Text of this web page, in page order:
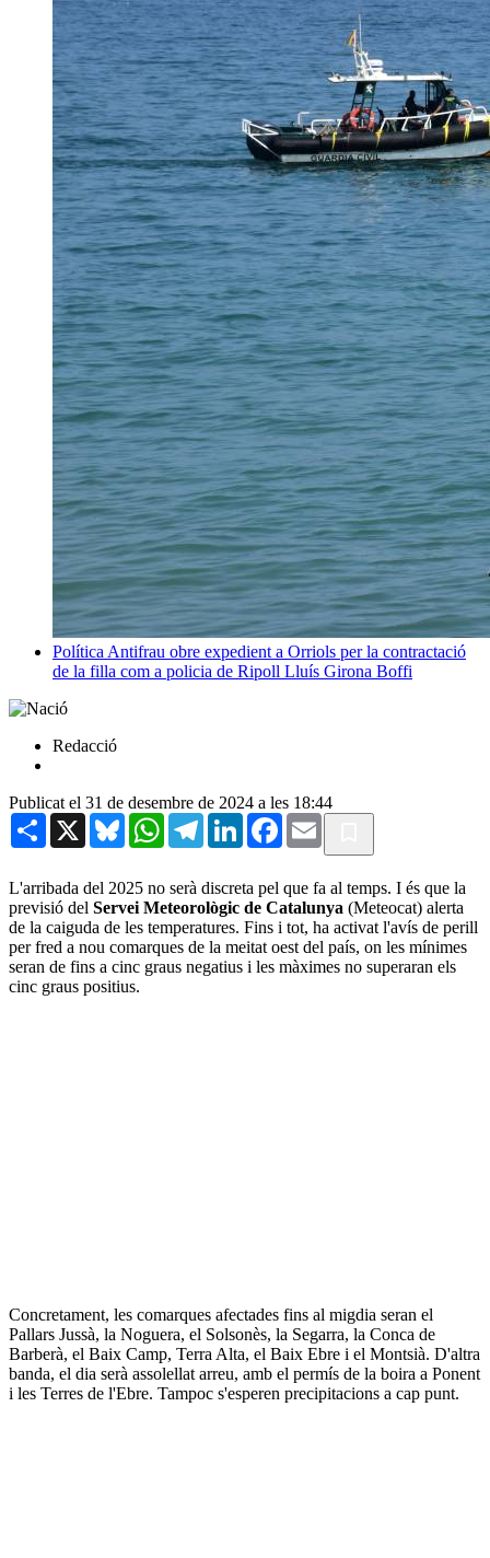
Política Antifrau obre expedient a Orriols per la contractació
de la filla com a policia de Ripoll Lluís Girona Boffi
Redacció
Publicat el 31 de desembre de 2024 a les 18:44
Share X BlueskyWhatsAppTelegramLinkedInFacebook
Email
L'arribada del 2025 no serà discreta pel que fa al temps. I és que la
previsió del Servei Meteorològic de Catalunya (Meteocat) alerta
de la caiguda de les temperatures. Fins i tot, ha activat l'avís de perill
per fred a nou comarques de la meitat oest del país, on les mínimes
seran de fins a cinc graus negatius i les màximes no superaran els
cinc graus positius.
Concretament, les comarques afectades fins al migdia seran el
Pallars Jussà, la Noguera, el Solsonès, la Segarra, la Conca de
Barberà, el Baix Camp, Terra Alta, el Baix Ebre i el Montsià. D'altra
banda, el dia serà assolellat arreu, amb el permís de la boira a Ponent
i les Terres de l'Ebre. Tampoc s'esperen precipitacions a cap punt.